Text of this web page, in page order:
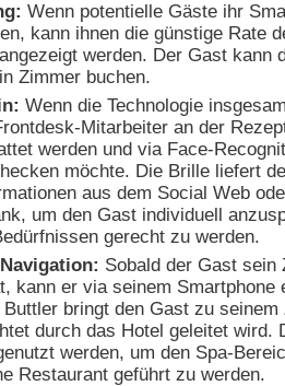
Wenn potentielle Gäste ihr
kann ihnen die günstige Rate
werden. Der Gast kann
Zimmer buchen.
Wenn die Technologie
Mitarbeiter an der
werden und via Face-
möchte. Die Brille liefert
aus dem Social Web
um den Gast individuell
gerecht zu werden.
Sobald der Gast sein
kann er via seinem Smartphone
bringt den Gast zu
durch das Hotel geleitet wird.
werden, um den Spa-
Restaurant geführt zu werden.